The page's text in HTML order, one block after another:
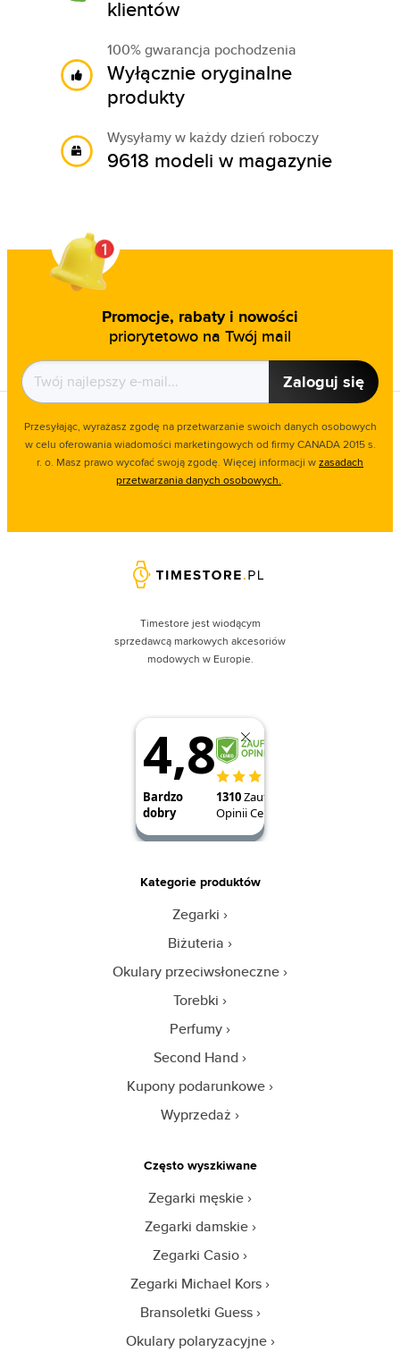
klientów
100% gwarancja pochodzenia
Wyłącznie oryginalne
produkty
Wysyłamy w każdy dzień roboczy
9618 modeli w magazynie
Promocje, rabaty i nowości
priorytetowo na Twój mail
Zaloguj się
Przesyłając, wyrażasz zgodę na przetwarzanie swoich danych osobowych
w celu oferowania wiadomości marketingowych od firmy CANADA 2015 s.
r. o. Masz prawo wycofać swoją zgodę. Więcej informacji wzasadach
przetwarzania danych osobowych..
Timestore jest wiodącym
sprzedawcą markowych akcesoriów
modowych w Europie.
Kategorie produktów
Zegarki
Biżuteria
Okulary przeciwsłoneczne
Torebki
Perfumy
Second Hand
Kupony podarunkowe
Wyprzedaż
Często wyszkiwane
Zegarki męskie
Zegarki damskie
Zegarki Casio
Zegarki Michael Kors
Bransoletki Guess
Okulary polaryzacyjne